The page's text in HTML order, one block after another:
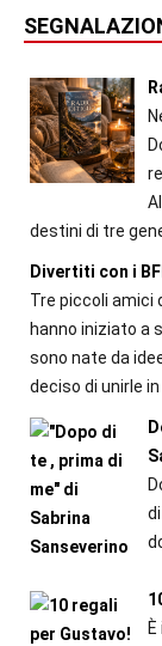
destini di tre
Divertiti con i
Tre piccoli amici
hanno iniziato a
sono nate da
deciso di unirle in